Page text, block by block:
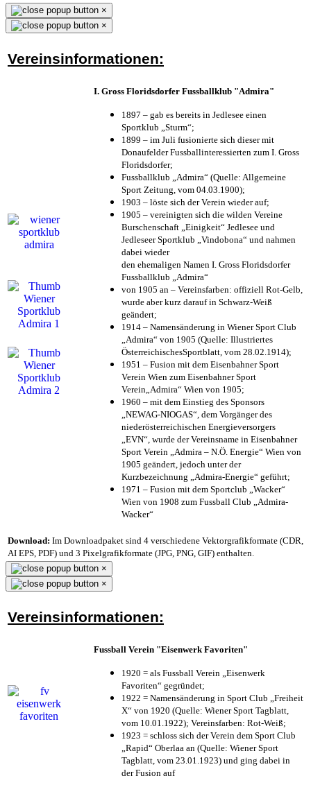
×
×
Vereinsinformationen:
I. Gross Floridsdorfer Fussballklub "Admira"
1897 – gab es bereits in Jedlesee einen
Sportklub „Sturm“;
1899 – im Juli fusionierte sich dieser mit
Donaufelder Fussballinteressierten zum I. Gross
Floridsdorfer;
Fussballklub „Admira“ (Quelle: Allgemeine
Sport Zeitung, vom 04.03.1900);
1903 – löste sich der Verein wieder auf;
1905 – vereinigten sich die wilden Vereine
Burschenschaft „Einigkeit“ Jedlesee und
Jedleseer Sportklub „Vindobona“ und nahmen
dabei wieder
den ehemaligen Namen I. Gross Floridsdorfer
Fussballklub „Admira“
von 1905 an – Vereinsfarben: offiziell Rot-Gelb,
wurde aber kurz darauf in Schwarz-Weiß
geändert;
1914 – Namensänderung in Wiener Sport Club
„Admira“ von 1905 (Quelle: Illustriertes
ÖsterreichischesSportblatt, vom 28.02.1914);
1951 – Fusion mit dem Eisenbahner Sport
Verein Wien zum Eisenbahner Sport
Verein„Admira“ Wien von 1905;
1960 – mit dem Einstieg des Sponsors
„NEWAG-NIOGAS“, dem Vorgänger des
niederösterreichischen Energieversorgers
„EVN“, wurde der Vereinsname in Eisenbahner
Sport Verein „Admira – N.Ö. Energie“ Wien von
1905 geändert, jedoch unter der
Kurzbezeichnung „Admira-Energie“ geführt;
1971 – Fusion mit dem Sportclub „Wacker“
Wien von 1908 zum Fussball Club „Admira-
Wacker“
Download: Im Downloadpaket sind 4 verschiedene Vektorgrafikformate (CDR,
AI EPS, PDF) und 3 Pixelgrafikformate (JPG, PNG, GIF) enthalten.
×
×
Vereinsinformationen:
Fussball Verein "Eisenwerk Favoriten"
1920 = als Fussball Verein „Eisenwerk
Favoriten“ gegründet;
1922 = Namensänderung in Sport Club „Freiheit
X“ von 1920 (Quelle: Wiener Sport Tagblatt,
vom 10.01.1922); Vereinsfarben: Rot-Weiß;
1923 = schloss sich der Verein dem Sport Club
„Rapid“ Oberlaa an (Quelle: Wiener Sport
Tagblatt, vom 23.01.1923) und ging dabei in
der Fusion auf